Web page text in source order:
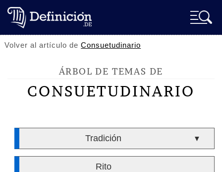
Volver al artículo deConsuetudinario
ÁRBOL DE TEMAS DE
CONSUETUDINARIO
Tradición ▼
Rito